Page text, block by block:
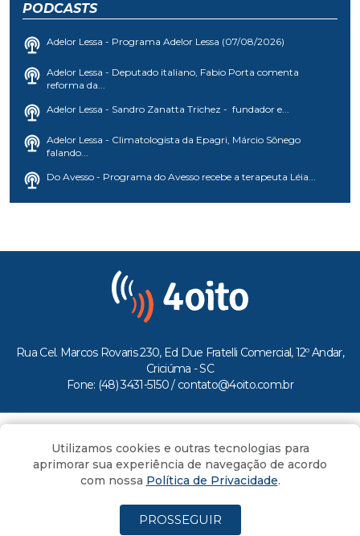
PODCASTS
Adelor Lessa - Programa Adelor Lessa (07/08/2026)
Adelor Lessa - Deputado italiano, Fabio Porta comenta
reforma da...
Adelor Lessa - Sandro Zanatta Trichez - fundador e...
Adelor Lessa - Climatologista da Epagri, Márcio Sônego
falando...
Do Avesso - Programa do Avesso recebe a terapeuta Léia...
Rua Cel. Marcos Rovaris 230, Ed Due Fratelli Comercial, 12º Andar,
Criciúma - SC
Fone: (48) 3431-5150 / contato@4oito.com.br
Todos os direitos reservados ao Portal 4oito
Utilizamos cookies e outras tecnologias para
aprimorar sua experiência de navegação de acordo
com nossa Política de Privacidade.
PROSSEGUIR